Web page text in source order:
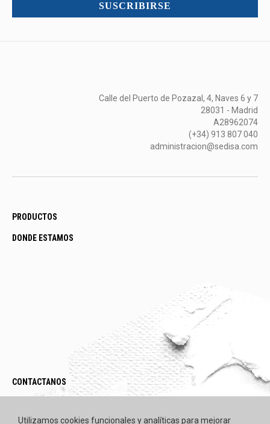
SUSCRIBIRSE
Calle del Puerto de Pozazal, 4, Naves 6 y 7
28031 - Madrid
A28962074
(+34) 913 807 040
administracion@sedisa.com
PRODUCTOS
DONDE ESTAMOS
CONTACTANOS
Utilizamos cookies funcionales y analíticas para mejorar